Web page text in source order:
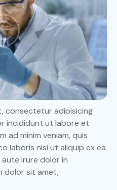
consectetur adipisicing
incididunt ut labore et
ad minim veniam, quis
laboris nisi ut aliquip ex ea
irure dolor in
dolor sit amet,